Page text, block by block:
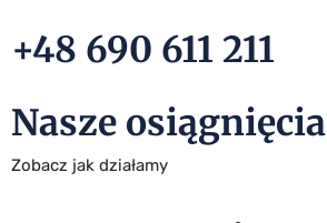
+48 690 611 211
Nasze osiągnięcia
Zobacz jak działamy